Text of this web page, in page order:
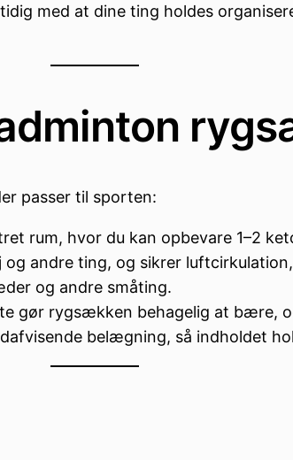
med at dine ting holdes
passer til sporten:
rum, hvor du kan opbevare 1–2
andre ting, og sikrer
og andre småting.
gør rygsækken behagelig at bære,
belægning, så indholdet